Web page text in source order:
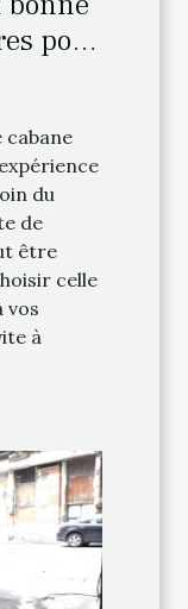
pour
cabane
du
de
être
celle
vos
à